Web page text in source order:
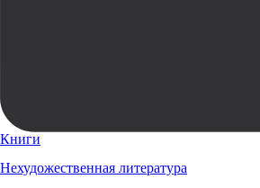
Книги
Нехудожественная литература